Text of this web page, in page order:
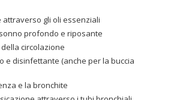
gli oli essenziali
profondo e riposante
circolazione
e disinfettante (anche per la buccia
e la bronchite